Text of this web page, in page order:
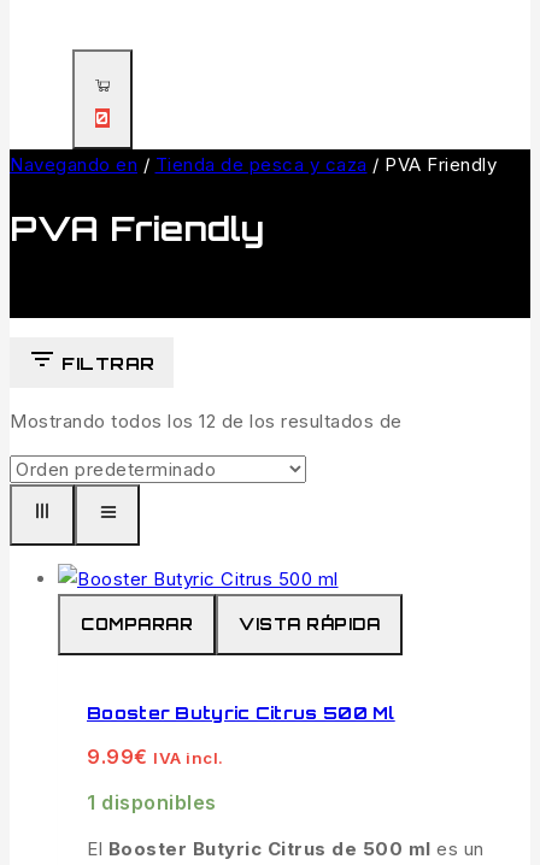
0
Navegando en / Tienda de pesca y caza / PVA Friendly
PVA Friendly
FILTRAR
Mostrando todos los 12 de los resultados de
COMPARAR VISTA RÁPIDA
Booster Butyric Citrus 500 Ml
9.99€ IVA incl.
1 disponibles
El Booster Butyric Citrus de 500 ml es un